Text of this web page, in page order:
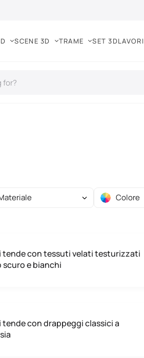
SCENE 3D TRAME SET 3DLAVORI
Colore
tende con tessuti velati testurizzati
scuro e bianchi
tende con drappeggi classici a